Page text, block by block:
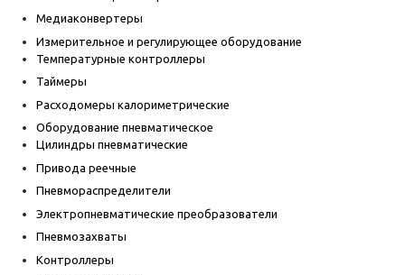
Медиаконвертеры
Измерительное и регулирующее оборудование
Температурные контроллеры
Таймеры
Расходомеры калориметрические
Оборудование пневматическое
Цилиндры пневматические
Привода реечные
Пневмораспределители
Электропневматические преобразователи
Пневмозахваты
Контроллеры